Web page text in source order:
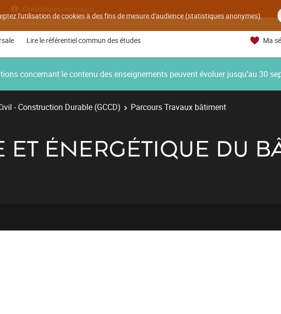
l'utilisation de cookies à des fins de mesure d'audience (statistiques anonymes).
Candidatures inscriptions
Lire le référentiel commun des études Ma
concernant le contenu des enseignements peuvent évoluer jusqu’au 30
- Construction Durable (GCCD)
Parcours Travaux bâtiment
ET ÉNERGÉTIQUE DU